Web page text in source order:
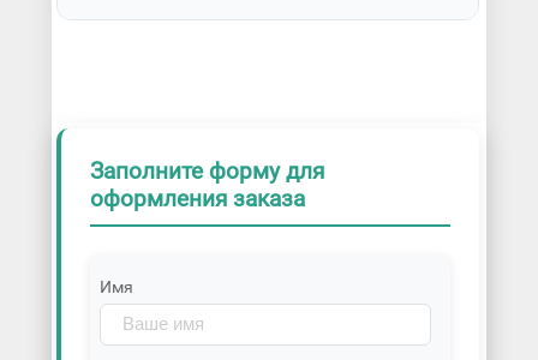
Заполните форму для
оформления заказа
Имя